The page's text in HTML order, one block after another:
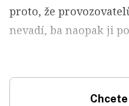
proto, že
nevadí, ba naopak ji